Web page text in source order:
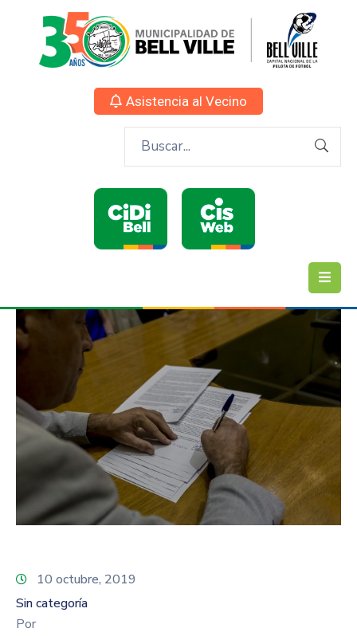
Asistencia al Vecino
10 octubre, 2019
Sin categoría
Por